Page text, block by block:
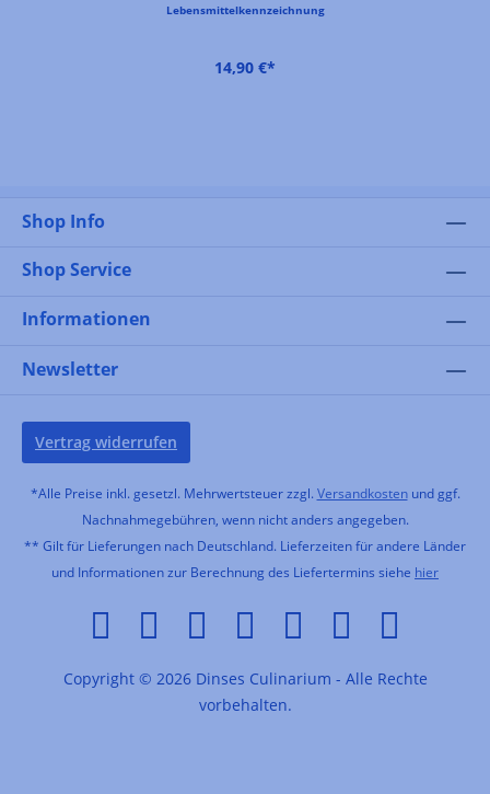
Lebensmittelkennzeichnung
14,90 €*
Shop Info
Shop Service
Informationen
Newsletter
Vertrag widerrufen
*Alle Preise inkl. gesetzl. Mehrwertsteuer zzgl. Versandkostenund ggf.
Nachnahmegebühren, wenn nicht anders angegeben.
** Gilt für Lieferungen nach Deutschland. Lieferzeiten für andere Länder
und Informationen zur Berechnung des Liefertermins siehe hier
Copyright © 2026 Dinses Culinarium - Alle Rechte
vorbehalten.